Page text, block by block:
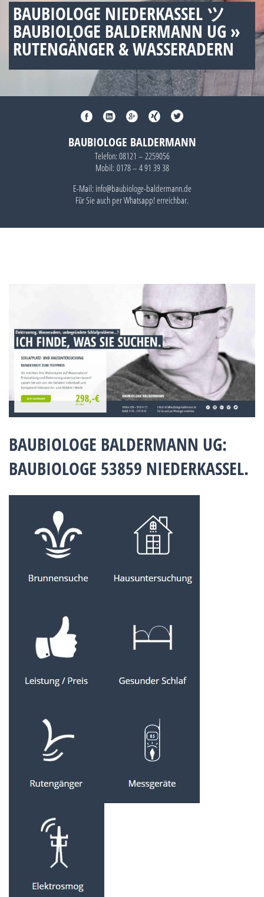
BAUBIOLOGE NIEDERKASSEL ツ
BAUBIOLOGE BALDERMANN UG »
RUTENGÄNGER & WASSERADERN
BAUBIOLOGE BALDERMANN
Telefon: 08121 – 2259056
Mobil: 0178 – 4 91 39 38
E-Mail: info@baubiologe-baldermann.de
Für Sie auch perWhatsapp!erreichbar.
BAUBIOLOGE BALDERMANN UG:
BAUBIOLOGE 53859 NIEDERKASSEL.